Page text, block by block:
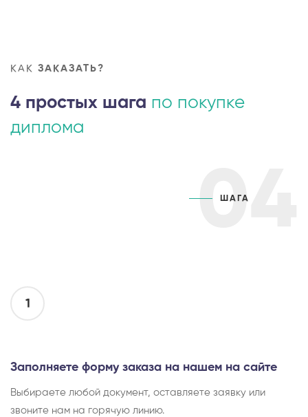
КАК ЗАКАЗАТЬ?
4 простых шага по покупке
диплома
04
ШАГА
1
Заполняете форму заказа на нашем на сайте
Выбираете любой документ, оставляете заявку или
звоните нам на горячую линию.